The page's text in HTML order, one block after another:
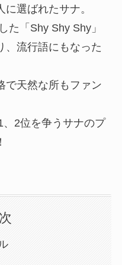
選ばれたサナ。
た「Shy Shy Shy」
、流行語にもなった
で天然な所もファン
2位を争うサナのプ